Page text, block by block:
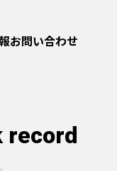
お問い合わせ
record